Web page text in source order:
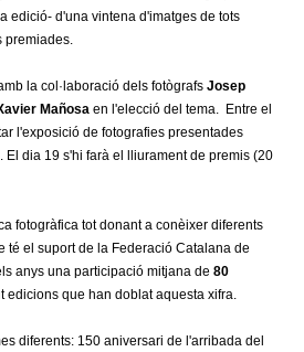
edició- d'una vintena d'imatges de tots
premiades.
la col·laboració dels fotògrafs Josep
Mañosa en l'elecció del tema. Entre el
l'exposició de fotografies presentades
El dia 19 s'hi farà el lliurament de premis (20
fotogràfica tot donant a conèixer diferents
té el suport de la Federació Catalana de
anys una participació mitjana de 80
edicions que han doblat aquesta xifra.
diferents: 150 aniversari de l'arribada del